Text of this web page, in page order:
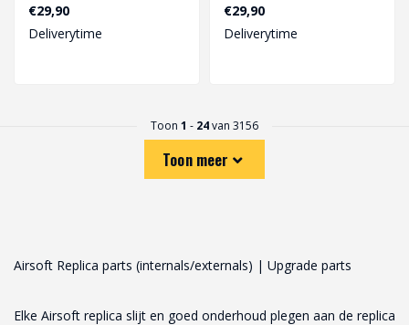
snelle..
€29,90
Deliverytime
snelle..
€29,90
Deliverytime
Toon 1 - 24van 3156
Toon meer
Airsoft Replica parts (internals/externals) | Upgrade parts
Elke Airsoft replica slijt en goed onderhoud plegen aan de replica